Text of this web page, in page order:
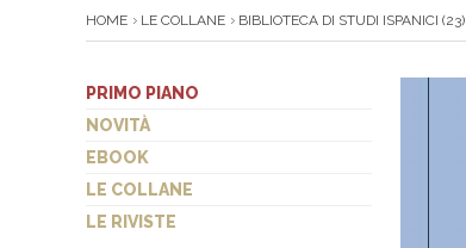
HOME LE COLLANE BIBLIOTECA DI STUDI ISPANICI (23)
PRIMO PIANO
NOVITÀ
EBOOK
LE COLLANE
LE RIVISTE